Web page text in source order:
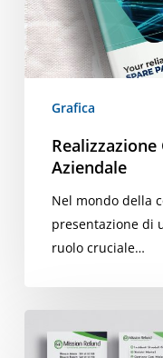
Grafica
Aziendale
Nel mondo della
presentazione di
ruolo cruciale…
Posta